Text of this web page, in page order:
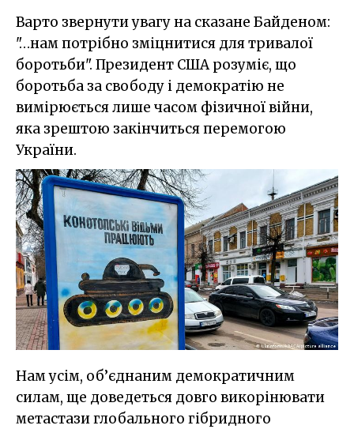
Варто звернути увагу на сказане Байденом:
"…нам потрібно зміцнитися для тривалої
боротьби". Президент США розуміє, що
боротьба за свободу і демократію не
вимірюється лише часом фізичної війни,
яка зрештою закінчиться перемогою
України.
Нам усім, об’єднаним демократичним
силам, ще доведеться довго викорінювати
метастази глобального гібридного